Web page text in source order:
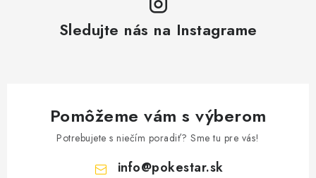
Sledujte nás na Instagrame
Pomôžeme vám s výberom
Potrebujete s niečím poradiť? Sme tu pre vás!
info@pokestar.sk